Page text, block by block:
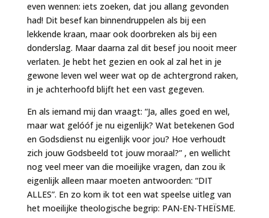
even wennen: iets zoeken, dat jou allang gevonden
had! Dit besef kan binnendruppelen als bij een
lekkende kraan, maar ook doorbreken als bij een
donderslag. Maar daarna zal dit besef jou nooit meer
verlaten. Je hebt het gezien en ook al zal het in je
gewone leven wel weer wat op de achtergrond raken,
in je achterhoofd blijft het een vast gegeven.
En als iemand mij dan vraagt: “Ja, alles goed en wel,
maar wat gelóóf je nu eigenlijk? Wat betekenen God
en Godsdienst nu eigenlijk voor jou? Hoe verhoudt
zich jouw Godsbeeld tot jouw moraal?” , en wellicht
nog veel meer van die moeilijke vragen, dan zou ik
eigenlijk alleen maar moeten antwoorden: “DIT
ALLES”. En zo kom ik tot een wat speelse uitleg van
het moeilijke theologische begrip: PAN-EN-THEÏSME.